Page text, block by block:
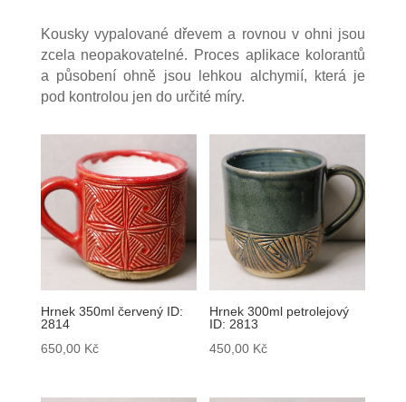
Kousky vypalované dřevem a rovnou v ohni jsou
zcela neopakovatelné. Proces aplikace kolorantů
a působení ohně jsou lehkou alchymií, která je
pod kontrolou jen do určité míry.
Hrnek 350ml červený ID:
2814
650,00 Kč
Hrnek 300ml petrolejový
ID: 2813
450,00 Kč